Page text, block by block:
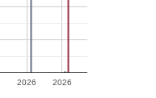
2026 2026